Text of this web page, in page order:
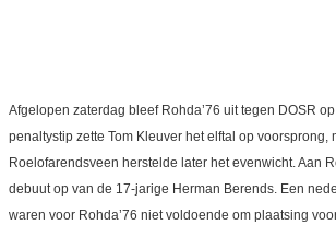
Afgelopen zaterdag bleef Rohda’76 uit tegen DOSR
penaltystip zette Tom Kleuver het elftal op voorsprong,
Roelofarendsveen herstelde later het evenwicht. Aan
debuut op van de 17-jarige Herman Berends. Een
waren voor Rohda’76 niet voldoende om plaatsing